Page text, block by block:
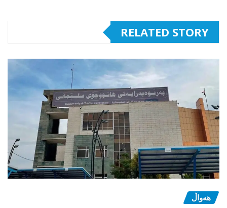
RELATED STORY
هەواڵ